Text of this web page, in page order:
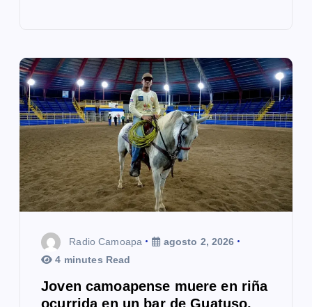
Radio Camoapa
agosto 2, 2026
4 minutes Read
Joven camoapense muere en riña
ocurrida en un bar de Guatuso,